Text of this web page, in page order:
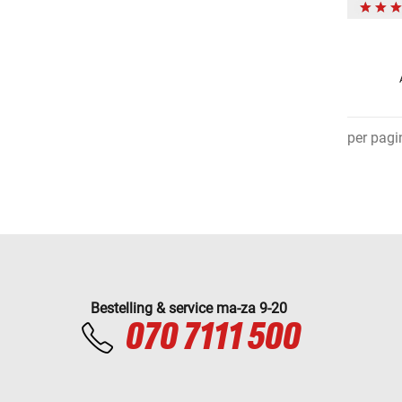
per
Bestelling & service ma-za 9-20
070 7111 500